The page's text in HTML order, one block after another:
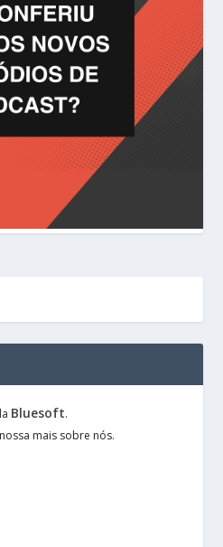
Bluesoft.
mais sobre nós.